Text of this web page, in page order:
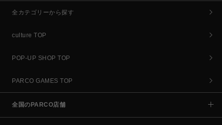
全カテゴリーから探す
culture TOP
POP-UP SHOP TOP
PARCO GAMES TOP
全国のPARCO店舗